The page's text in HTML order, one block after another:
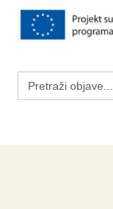
Search
for: